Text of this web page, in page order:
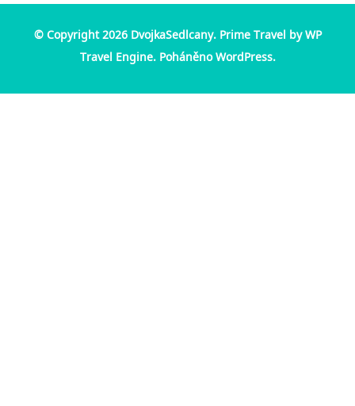
© Copyright 2026 DvojkaSedlcany. Prime Travel byWP
Travel Engine.PoháněnoWordPress.